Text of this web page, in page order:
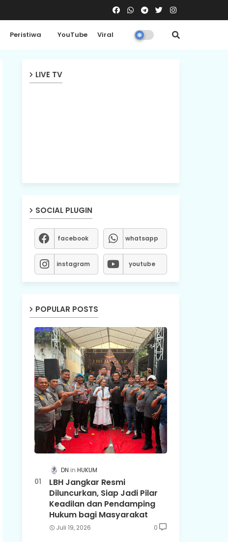
Peristiwa YouTube Viral
LIVE TV
SOCIAL PLUGIN
facebook whatsapp
instagram youtube
POPULAR POSTS
DN HUKUM
LBH Jangkar Resmi
Diluncurkan, Siap Jadi Pilar
Keadilan dan Pendamping
Hukum bagi Masyarakat
Juli 19, 2026 0